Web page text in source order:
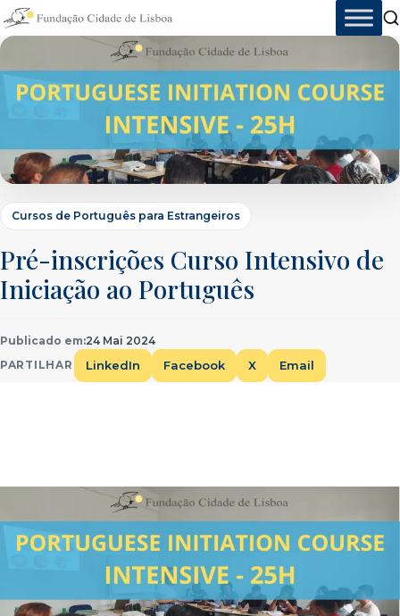
Skip
to
content
Cursos de Português para Estrangeiros
Pré-inscrições Curso Intensivo de
Iniciação ao Português
Publicado em:24 Mai 2024
PARTILHAR
LinkedIn Facebook X Email